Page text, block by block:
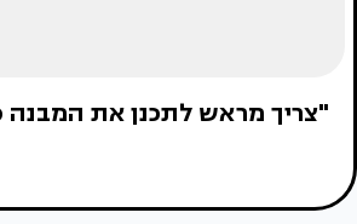
"צריך מראש לתכנן את המבנה